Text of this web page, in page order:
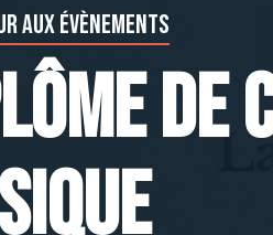
aux évènements
de